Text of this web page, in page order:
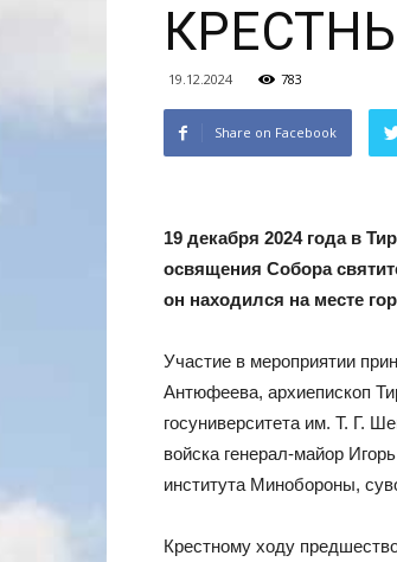
19.12.2024 783
Share on Facebook
19 декабря 2024 года в
освящения Собора
он находился на месте
Участие в мероприятии
Антюфеева, архиепископ
госуниверситета им. Т. Г.
войска генерал-майор
института Минобороны,
Крестному ходу